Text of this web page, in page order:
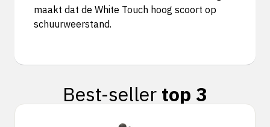
maakt dat de White Touch hoog scoort op
schuurweerstand.
Best-seller top 3